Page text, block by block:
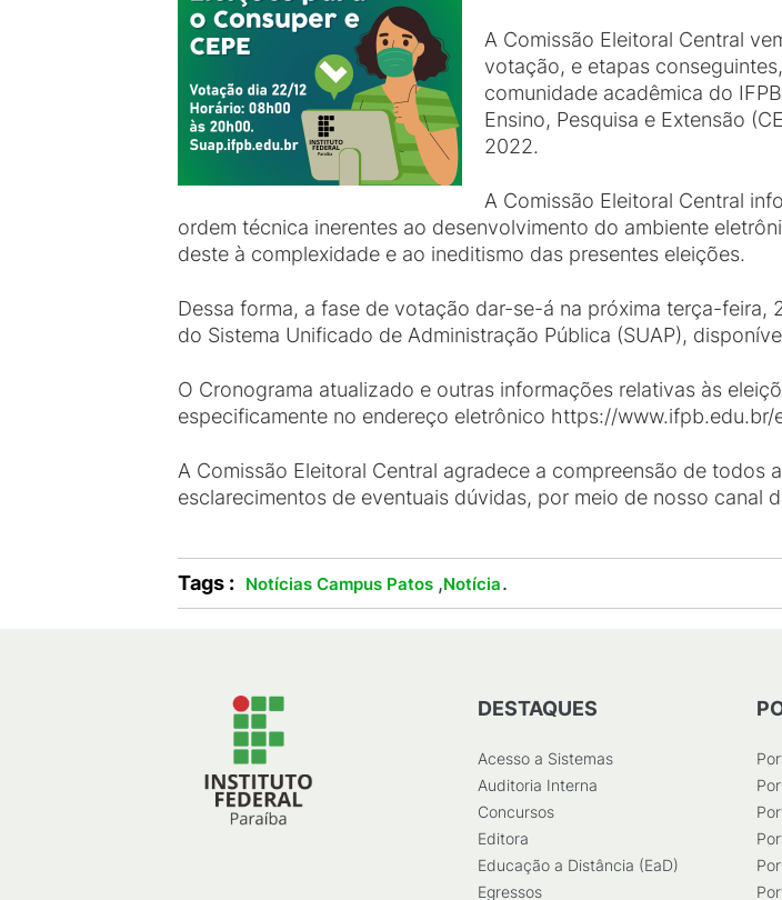
A Comissão Eleitoral Central
votação, e etapas
comunidade acadêmica do
Ensino, Pesquisa e Extensão
2022.
A Comissão Eleitoral Central
ordem técnica inerentes ao desenvolvimento do ambiente
deste à complexidade e ao ineditismo das presentes eleições.
Dessa forma, a fase de votação dar-se-á na próxima terça-
do Sistema Unificado de Administração Pública (SUAP),
O Cronograma atualizado e outras informações relativas às
especificamente no endereço eletrônico https://
A Comissão Eleitoral Central agradece a compreensão de todos
esclarecimentos de eventuais dúvidas, por meio de nosso canal
Tags : Notícias Campus Patos ,Notícia.
DESTAQUES
Acesso a Sistemas
Auditoria Interna
Concursos
Editora
Educação a Distância (EaD)
Egressos